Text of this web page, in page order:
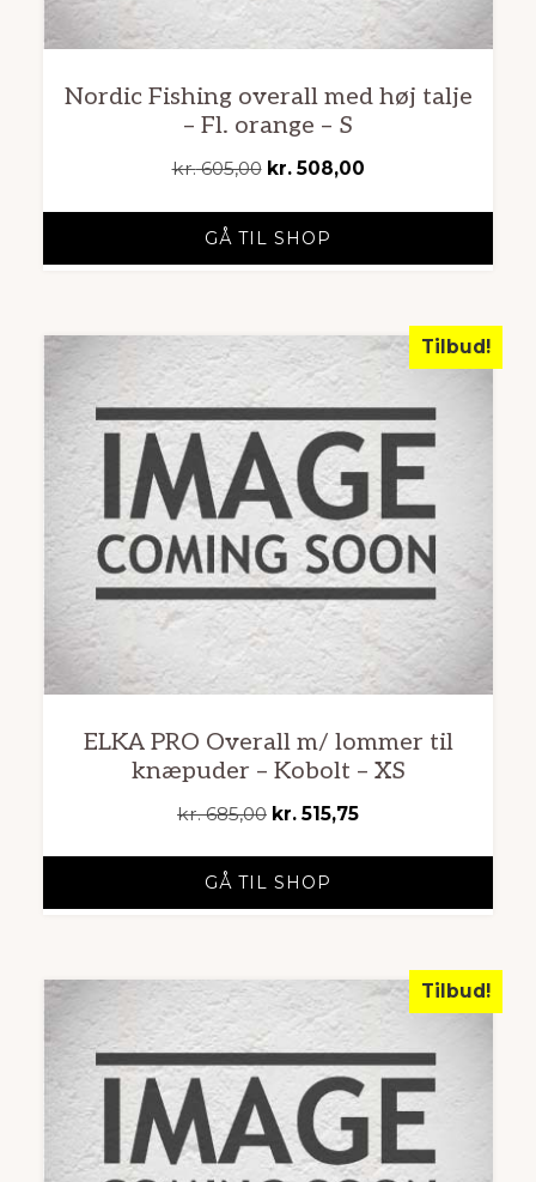
Nordic Fishing overall med høj talje
– Fl. orange – S
kr.605,00 Den
pris
var:
kr.508,00Den
er:
GÅ TIL SHOP
Tilbud!
ELKA PRO Overall m/ lommer til
knæpuder – Kobolt – XS
kr.685,00 Den
pris
var:
kr. 515,75Den
er:
GÅ TIL SHOP
Tilbud!